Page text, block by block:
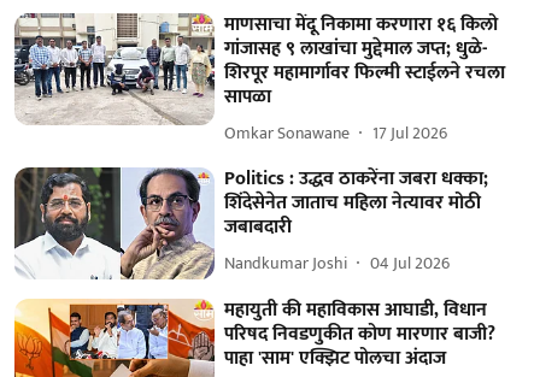
माणसाचा मेंदू निकामा करणारा १६ किलो
गांजासह ९ लाखांचा मुद्देमाल जप्त; धुळे-
शिरपूर महामार्गावर फिल्मी स्टाईलने रचला
सापळा
Omkar Sonawane 17 Jul 2026
Politics : उद्धव ठाकरेंना जबरा धक्का;
शिंदेसेनेत जाताच महिला नेत्यावर मोठी
जबाबदारी
Nandkumar Joshi 04 Jul 2026
महायुती की महाविकास आघाडी, विधान
परिषद निवडणुकीत कोण मारणार बाजी?
पाहा 'साम' एक्झिट पोलचा अंदाज